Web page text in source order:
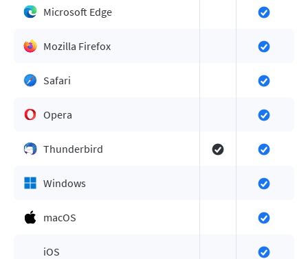
Microsoft Edge
Mozilla Firefox
Safari
Opera
Thunderbird
Windows
macOS
iOS